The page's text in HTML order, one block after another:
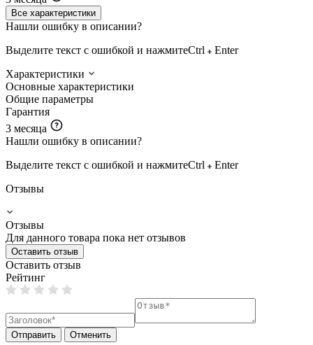
Все характеристики
Нашли ошибку в описании?
Выделите текст с ошибкой и нажмитеCtrl
Enter
Характеристики
Основные характеристики
Общие параметры
Гарантия
3 месяца
Нашли ошибку в описании?
Выделите текст с ошибкой и нажмитеCtrl
Enter
Отзывы
Отзывы
Для данного товара пока нет отзывов
Оставить отзыв
Оставить отзыв
Рейтинг
Отправить Отменить